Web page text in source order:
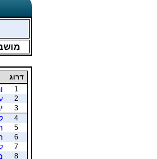
דרוג
1
2
3
4
5
6
7
8